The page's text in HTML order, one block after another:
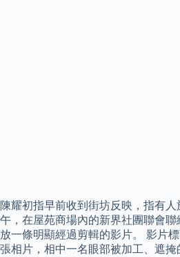
陳耀初指早前收到街坊反映，指有
午，在屋苑商場內的新界社團聯會
放一條明顯經過剪輯的影片。 影片
張相片，相中一名眼部被加工、遮